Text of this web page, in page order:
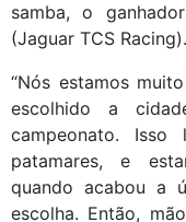
samba, o
(Jaguar TCS Racing).
“Nós estamos
escolhido a
campeonato.
patamares, e
quando acabou a
escolha. Então,